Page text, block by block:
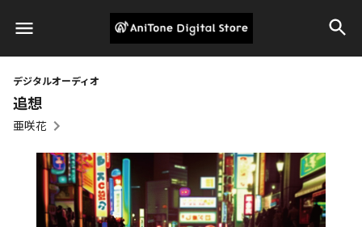
デジタルオーディオ
追想
亜咲花